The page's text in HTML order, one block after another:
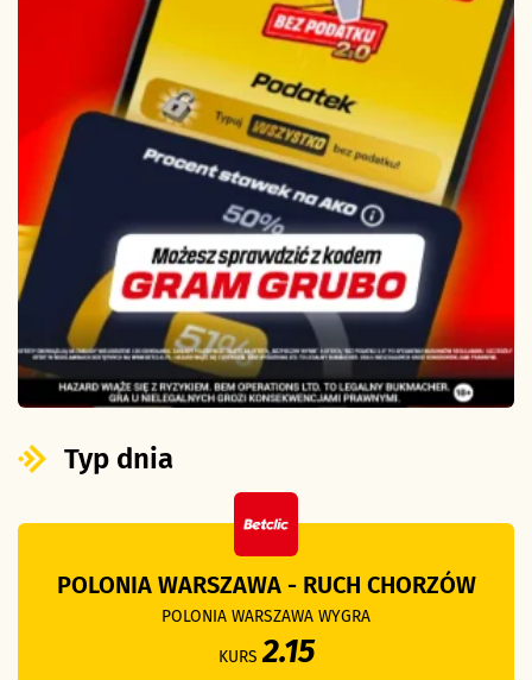
Typ dnia
POLONIA WARSZAWA - RUCH CHORZÓW
POLONIA WARSZAWA WYGRA
KURS2.15